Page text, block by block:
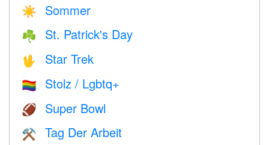
☀️ Sommer
☘️ St. Patrick's Day
🖖 Star Trek
🏳️‍🌈 Stolz / Lgbtq+
🏈 Super Bowl
⚒️ Tag Der Arbeit